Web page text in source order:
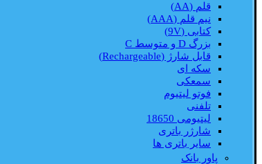
قلم (AA)
نیم قلم (AAA)
کتابی (9V)
بزرگ D و متوسط C
قابل شارژ (Rechargeable)
سکه ای
سمعکی
فوتو لیتیوم
تلفنی
لیتیومی 18650
شارژر باتری
سایر باتری ها
پاور بانک